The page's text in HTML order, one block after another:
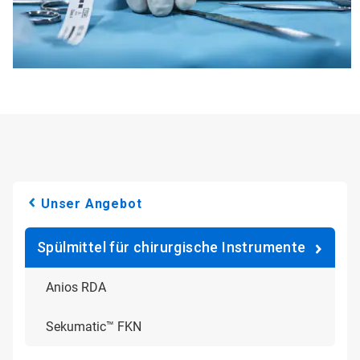
Unser Angebot
Spülmittel für chirurgische Instrumente
Anios RDA
Sekumatic™ FKN